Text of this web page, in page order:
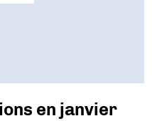
en janvier